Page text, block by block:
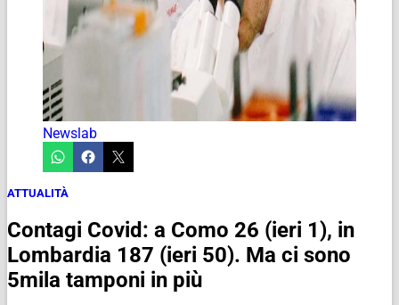
Newslab
ATTUALITÀ
Contagi Covid: a Como 26 (ieri 1), in
Lombardia 187 (ieri 50). Ma ci sono
5mila tamponi in più